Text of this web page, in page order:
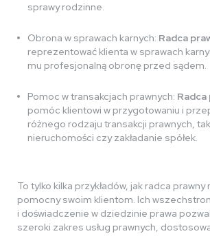
sprawy rodzinne.
Obrona w sprawach karnych: Radca
reprezentować klienta w sprawach
mu profesjonalną obronę przed sądem.
Pomoc w transakcjach prawnych: Radca
pomóc klientowi w przygotowaniu i
różnego rodzaju transakcji prawnych,
nieruchomości czy zakładanie spółek.
To tylko kilka przykładów, jak radca prawny
pomocny swoim klientom. Ich
i doświadczenie w dziedzinie prawa
szeroki zakres usług prawnych,